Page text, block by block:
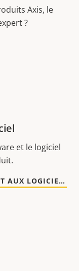
Axis, le
?
et le logiciel
ACCÉDER À LA DOCUMENTATION ET AUX LOGICIELS